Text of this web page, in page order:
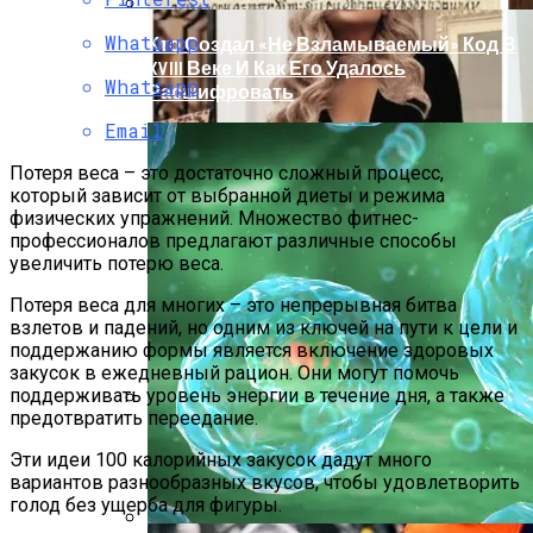
Раскрась Свой Год: Какой Цвет
Принесет Тебе Успех В 2026 Году По
Знаку Зодиака
Кто Создал «не Взламываемый» Код В
XVIII Веке И Как Его Удалось
Расшифровать
Whatsapp
Whatsapp
Email
Потеря веса – это достаточно сложный процесс,
который зависит от выбранной диеты и режима
физических упражнений. Множество фитнес-
профессионалов предлагают различные способы
увеличить потерю веса.
Потеря веса для многих – это непрерывная битва
взлетов и падений, но одним из ключей на пути к цели и
поддержанию формы является включение здоровых
закусок в ежедневный рацион. Они могут помочь
поддерживать уровень энергии в течение дня, а также
предотвратить переедание.
Эти идеи 100 калорийных закусок дадут много
вариантов разнообразных вкусов, чтобы удовлетворить
голод без ущерба для фигуры.